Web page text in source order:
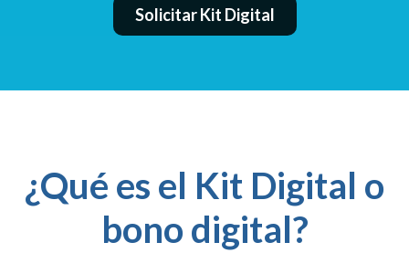
Solicitar Kit Digital
¿Qué es el Kit Digital o
bono digital?